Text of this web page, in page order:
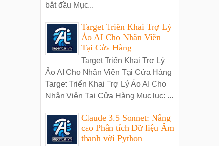
bắt đầu Mục...
Target Triển Khai Trợ Lý
Ảo AI Cho Nhân Viên
Tại Cửa Hàng
Target Triển Khai Trợ Lý
Ảo AI Cho Nhân Viên Tại Cửa Hàng
Target Triển Khai Trợ Lý Ảo AI Cho
Nhân Viên Tại Cửa Hàng Mục lục: ...
Claude 3.5 Sonnet: Nâng
cao Phân tích Dữ liệu Âm
thanh với Python